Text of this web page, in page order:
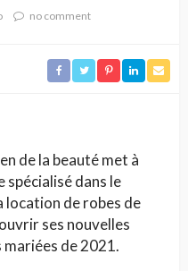
no comment
de la beauté met à
dans le
location de robes de
ses nouvelles
de 2021.